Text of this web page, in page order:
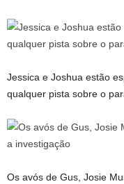
Jessica e Joshua estão
qualquer pista sobre o
Os avós de Gus, Josie